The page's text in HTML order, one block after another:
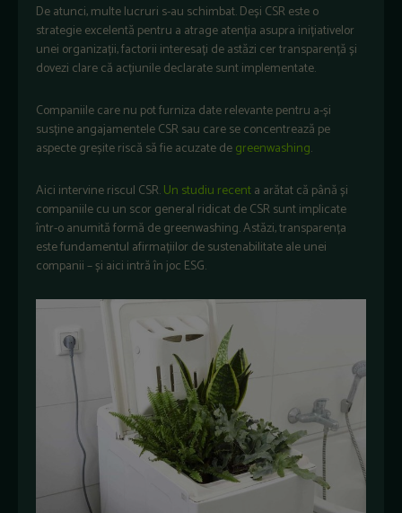
De atunci, multe lucruri s-au schimbat. Deși CSR este o
strategie excelentă pentru a atrage atenția asupra inițiativelor
unei organizații, factorii interesați de astăzi cer transparență și
dovezi clare că acțiunile declarate sunt implementate.
Companiile care nu pot furniza date relevante pentru a-și
susține angajamentele CSR sau care se concentrează pe
aspecte greșite riscă să fie acuzate degreenwashing.
Aici intervine riscul CSR.Un studiu recenta arătat că până și
companiile cu un scor general ridicat de CSR sunt implicate
într-o anumită formă de greenwashing. Astăzi, transparența
este fundamentul afirmațiilor de sustenabilitate ale unei
companii – și aici intră în joc ESG.